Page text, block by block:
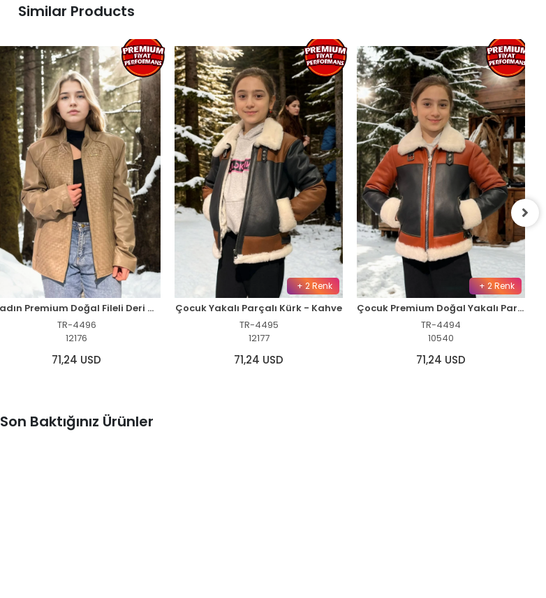
Similar Products
Kadın Premium Doğal Fileli Deri Ceket - Krem
TR-4496
12176
71,24 USD
+ 2 Renk
Çocuk Yakalı Parçalı Kürk - Kahve
TR-4495
12177
71,24 USD
+ 2 Renk
Çocuk Premium Doğal Yakalı Parçalı Kürk - Kiremit
TR-4494
10540
71,24 USD
Son Baktığınız Ürünler